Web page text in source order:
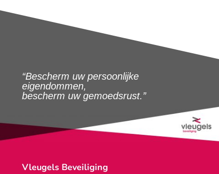
“Bescherm uw persoonlijke
eigendommen,
bescherm uw gemoedsrust.”
Vleugels Beveiliging